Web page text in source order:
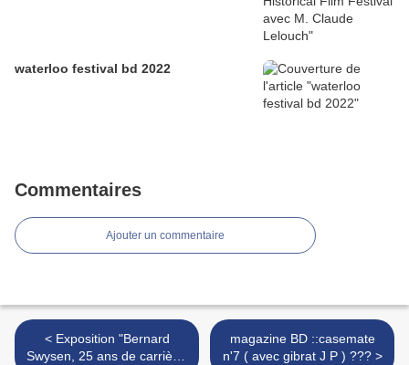
waterloo festival bd 2022
Commentaires
Ajouter un commentaire
< Exposition "Bernard
Swysen, 25 ans de carrière.
magazine BD ::casemate
n'7 ( avec gibrat J P ) ??? >